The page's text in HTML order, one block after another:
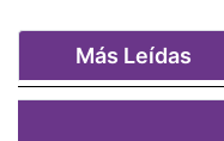
Más Leídas